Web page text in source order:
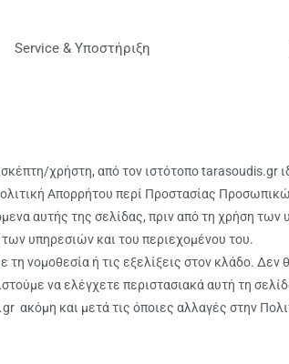
Service & Υποστήριξη
χρήστη, από τον ιστότοπο tarasoudis.gr
Απορρήτου περί Προστασίας
αυτής της σελίδας, πριν από τη χρήση
υπηρεσιών και του περιεχομένου του.
νομοθεσία ή τις εξελίξεις στον κλάδο.
να ελέγχετε περιστασιακά αυτή τη
και μετά τις όποιες αλλαγές στην